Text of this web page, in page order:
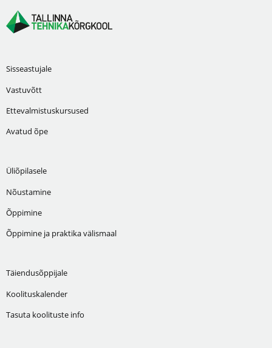
Sisseastujale
Vastuvõtt
Ettevalmistuskursused
Avatud õpe
Üliõpilasele
Nõustamine
Õppimine
Õppimine ja praktika välismaal
Täiendusõppijale
Koolituskalender
Tasuta koolituste info